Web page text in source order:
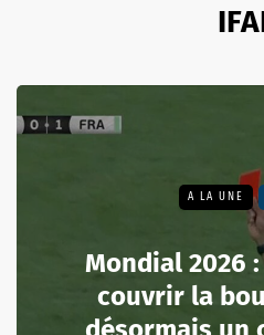
A LA UNE
Mondial 2026
couvrir la